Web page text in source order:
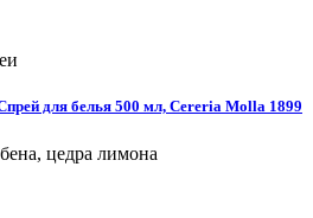
для белья 500 мл, Cereria Molla 1899
цедра лимона